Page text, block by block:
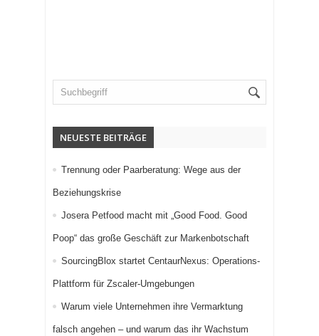
NEUESTE BEITRÄGE
Trennung oder Paarberatung: Wege aus der
Beziehungskrise
Josera Petfood macht mit „Good Food. Good
Poop“ das große Geschäft zur Markenbotschaft
SourcingBlox startet CentaurNexus: Operations-
Plattform für Zscaler-Umgebungen
Warum viele Unternehmen ihre Vermarktung
falsch angehen – und warum das ihr Wachstum